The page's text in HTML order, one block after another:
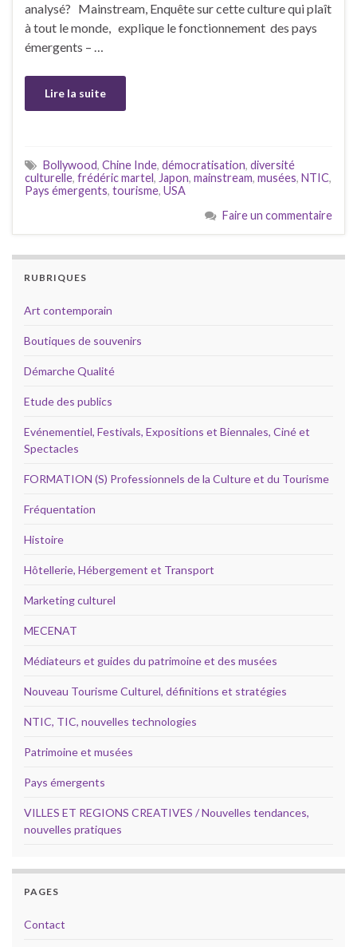
analysé? Mainstream, Enquête sur cette culture qui plaît
à tout le monde, explique le fonctionnement des pays
émergents – …
Lire la suite
Bollywood, Chine Inde, démocratisation, diversité
culturelle, frédéric martel, Japon, mainstream, musées, NTIC,
Pays émergents, tourisme, USA
Faire un commentaire
RUBRIQUES
Art contemporain
Boutiques de souvenirs
Démarche Qualité
Etude des publics
Evénementiel, Festivals, Expositions et Biennales, Ciné et
Spectacles
FORMATION (S) Professionnels de la Culture et du Tourisme
Fréquentation
Histoire
Hôtellerie, Hébergement et Transport
Marketing culturel
MECENAT
Médiateurs et guides du patrimoine et des musées
Nouveau Tourisme Culturel, définitions et stratégies
NTIC, TIC, nouvelles technologies
Patrimoine et musées
Pays émergents
VILLES ET REGIONS CREATIVES / Nouvelles tendances,
nouvelles pratiques
PAGES
Contact